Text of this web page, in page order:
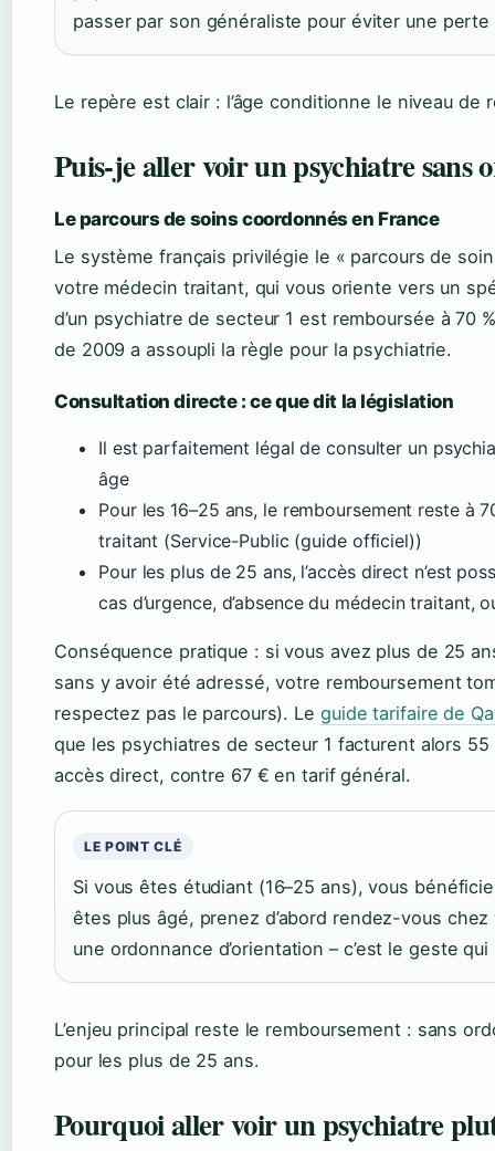
passer par son généraliste pour éviter une
Le repère est clair : l’âge conditionne le niveau de
Puis-je aller voir un psychiatre sans
Le parcours de soins coordonnés en France
Le système français privilégie le « parcours de
votre médecin traitant, qui vous oriente vers un
d’un psychiatre de secteur 1 est remboursée à 70
de 2009 a assoupli la règle pour la psychiatrie.
Consultation directe : ce que dit la législation
Il est parfaitement légal de consulter un
âge
Pour les 16–25 ans, le remboursement reste à
traitant (Service-Public (guide officiel))
Pour les plus de 25 ans, l’accès direct n’est
cas d’urgence, d’absence du médecin traitant,
Conséquence pratique : si vous avez plus de 25
sans y avoir été adressé, votre remboursement
respectez pas le parcours). Le guide tarifaire de
que les psychiatres de secteur 1 facturent alors
accès direct, contre 67 € en tarif général.
LE POINT CLÉ
Si vous êtes étudiant (16–25 ans), vous
êtes plus âgé, prenez d’abord rendez-vous
une ordonnance d’orientation – c’est le geste
L’enjeu principal reste le remboursement : sans
pour les plus de 25 ans.
Pourquoi aller voir un psychiatre